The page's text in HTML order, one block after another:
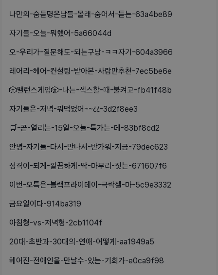
나만의-숨듣명은남들-몰래-숨어서-듣는-63a4be89
자기들-오늘-뭐했어-5a66044d
오-우리가-질문해도-되는구낭-ㅋㅋ자기-604a3966
레어리-헤어-컨설팅-받아본-사람만추천-7ec5be6e
🎲밸런스게임🎲-나는-섹스할-때-불켜고-fb41f48b
자기들은-저녁-뭐먹었어~~¿¿-3d2f8ee3
🛒-곧-열리는-15일-오늘-특가는-데-83bf8cd2
안녕-자기들-다시-만나서-반가워-지금-79dec623
성격이-되게-깔끔하게-딱-마무리-짓는-671607f6
이번-오특은-블랙프라이데이-극락젤-마-5c9e3332
금요일이다-914ba319
아침형-vs-저녁형-2cb1104f
20대-초반과-30대의-연애-어떻게-aa1949a5
헤어진-전애인을-만날수-있는-기회가-e0ca9f98